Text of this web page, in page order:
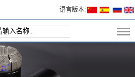
语言版本: